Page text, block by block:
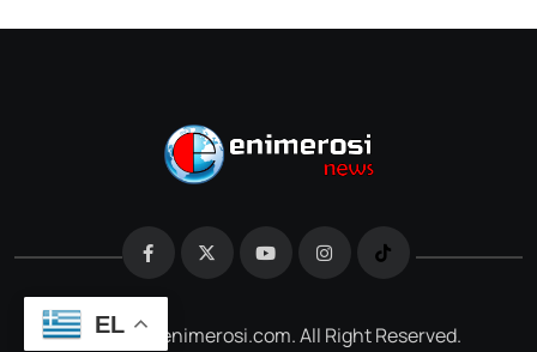
@2026 e-enimerosi.com. All Right Reserved.
EL